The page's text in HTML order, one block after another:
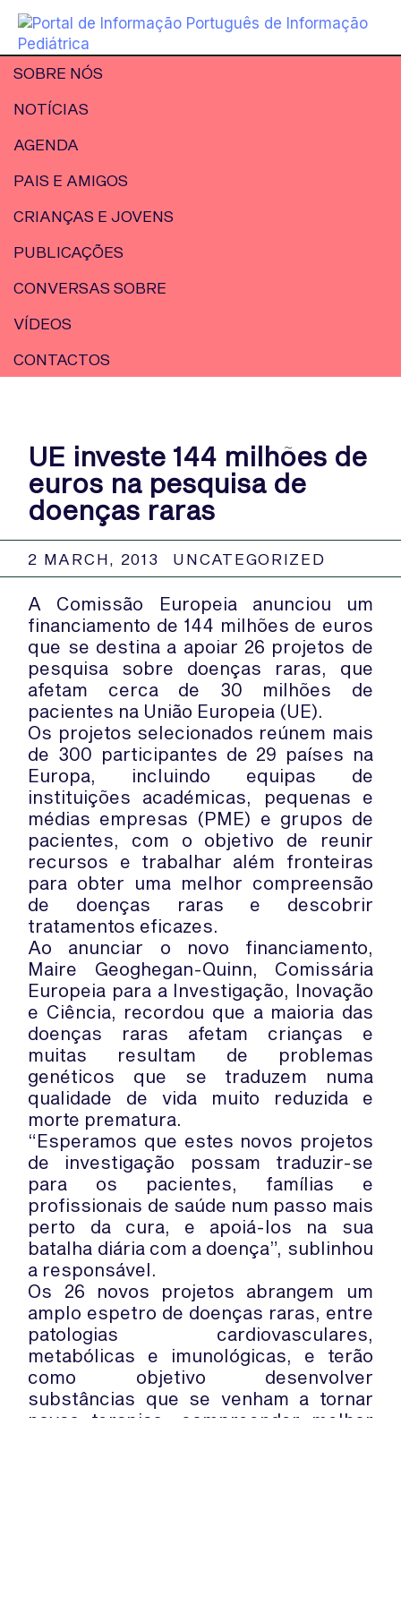
SOBRE NÓS
NOTÍCIAS
AGENDA
PAIS E AMIGOS
CRIANÇAS E JOVENS
PUBLICAÇÕES
CONVERSAS SOBRE
VÍDEOS
CONTACTOS
UE investe 144 milhões de
euros na pesquisa de
doenças raras
2 MARCH, 2013 UNCATEGORIZED
A Comissão Europeia anunciou um
financiamento de 144 milhões de euros
que se destina a apoiar 26 projetos de
pesquisa sobre doenças raras, que
afetam cerca de 30 milhões de
pacientes na União Europeia (UE).
Os projetos selecionados reúnem mais
de 300 participantes de 29 países na
Europa, incluindo equipas de
instituições académicas, pequenas e
médias empresas (PME) e grupos de
pacientes, com o objetivo de reunir
recursos e trabalhar além fronteiras
para obter uma melhor compreensão
de doenças raras e descobrir
tratamentos eficazes.
Ao anunciar o novo financiamento,
Maire Geoghegan-Quinn, Comissária
Europeia para a Investigação, Inovação
e Ciência, recordou que a maioria das
doenças raras afetam crianças e
muitas resultam de problemas
genéticos que se traduzem numa
qualidade de vida muito reduzida e
morte prematura.
“Esperamos que estes novos projetos
de investigação possam traduzir-se
para os pacientes, famílias e
profissionais de saúde num passo mais
perto da cura, e apoiá-los na sua
batalha diária com a doença”, sublinhou
a responsável.
Os 26 novos projetos abrangem um
amplo espetro de doenças raras, entre
patologias cardiovasculares,
metabólicas e imunológicas, e terão
como objetivo desenvolver
substâncias que se venham a tornar
novas terapias; compreender melhor